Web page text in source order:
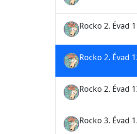
Rocko 2. Évad
Rocko 2. Évad
Rocko 2. Évad
Rocko 3. Évad